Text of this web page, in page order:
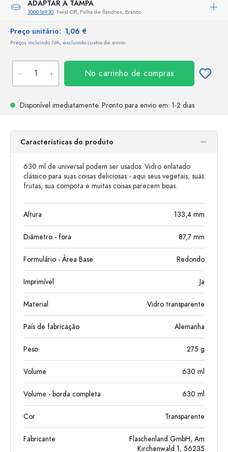
ADAPTAR A TAMPA
100016930, Twist Off, Folha de flandres, Branco
Preço unitário: 1,06 €
Preços incluindo IVA, excluindo custos de envio
No carrinho de compras
Disponível imediatamente. Pronto para envio em: 1-2 dias
Características do produto
630 ml de universal podem ser usados. Vidro enlatado
clássico para suas coisas deliciosas - aqui seus vegetais, suas
frutas, sua compota e muitas coisas parecem boas.
Altura 133,4 mm
Diâmetro - fora 87,7 mm
Formulário - Área Base Redondo
Imprimível Ja
Material Vidro transparente
País de fabricação Alemanha
Peso 275 g
Volume 630 ml
Volume - borda completa 630 ml
Cor Transparente
Fabricante
Flaschenland GmbH, Am
Kirchenwald 1, 56235